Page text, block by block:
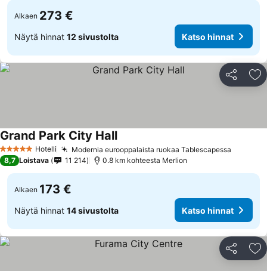
Alkaen 273 €
Näytä hinnat 12 sivustolta Katso hinnat
Jaa
5 Tähtiluokitus
Hotelli Modernia eurooppalaista ruokaa Tablescapessa
Grand Park City HallKatso hinnat
8,7 Loistava 11 214 0.8 km kohteesta Merlion
Alkaen 173 €
Näytä hinnat 14 sivustolta Katso hinnat
Jaa